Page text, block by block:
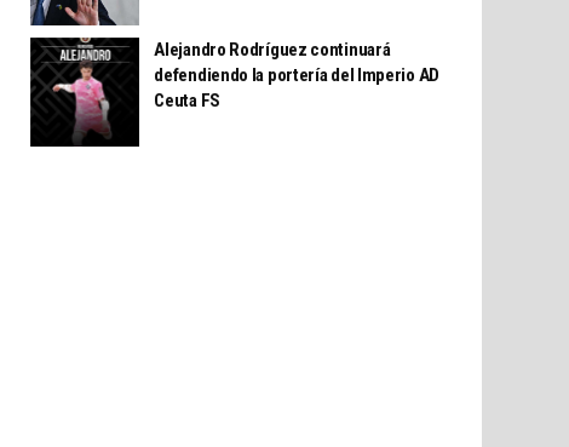
Alejandro Rodríguez continuará
defendiendo la portería del Imperio AD
Ceuta FS